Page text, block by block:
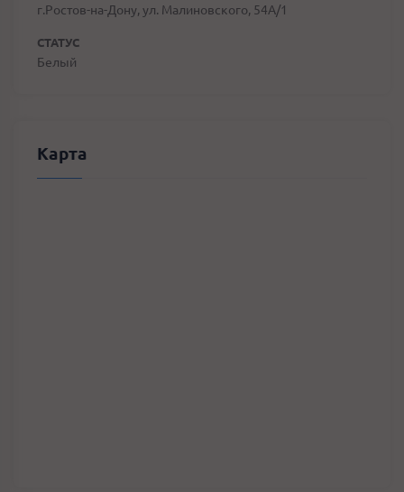
г.Ростов-на-Дону, ул. Малиновского, 54А/1
СТАТУС
Белый
Карта